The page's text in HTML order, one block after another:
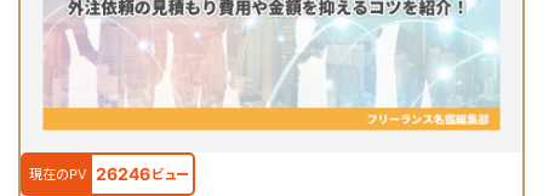
現在のPV 26246ビュー